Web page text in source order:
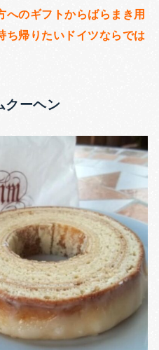
へのギフトからばらまき用
ち帰りたいドイツならでは
クーヘン